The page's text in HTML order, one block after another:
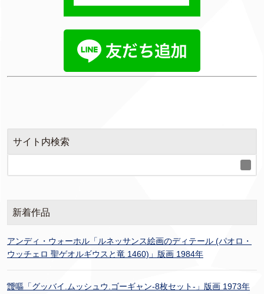
サイト内検索
新着作品
アンディ・ウォーホル「ルネッサンス絵画のディテール (パオロ・
ウッチェロ 聖ゲオルギウスと竜 1460)」版画 1984年
靉嘔「グッバイ.ムッシュウ.ゴーギャン-8枚セット-」版画 1973年